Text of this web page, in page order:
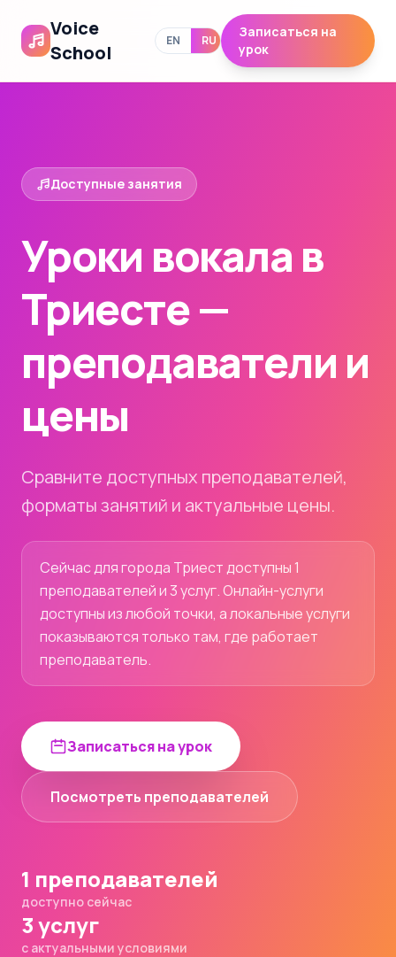
Voice
School
EN RU
Записаться на
урок
Доступные занятия
Уроки вокала в
Триесте —
преподаватели и
цены
Сравните доступных преподавателей,
форматы занятий и актуальные цены.
Сейчас для города Триест доступны 1
преподавателей и 3 услуг. Онлайн-услуги
доступны из любой точки, а локальные услуги
показываются только там, где работает
преподаватель.
Записаться на урок
Посмотреть преподавателей
1 преподавателей
доступно сейчас
3 услуг
с актуальными условиями